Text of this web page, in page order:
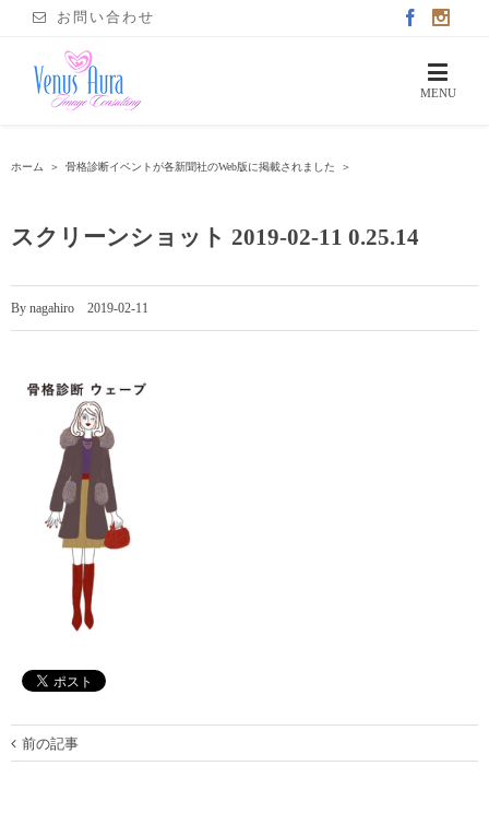
お問い合わせ
ホーム ＞ 骨格診断イベントが各新聞社のWeb版に掲載されました ＞
スクリーンショット 2019-02-11 0.25.14
By nagahiro 2019-02-11
前の記事